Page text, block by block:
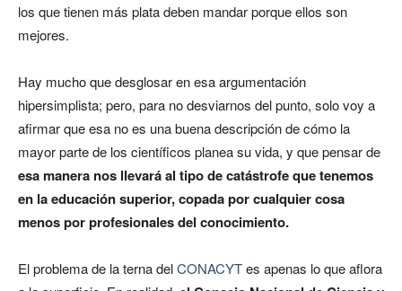
los que tienen más plata deben mandar porque ellos son
mejores.
Hay mucho que desglosar en esa argumentación
hipersimplista; pero, para no desviarnos del punto, solo voy a
afirmar que esa no es una buena descripción de cómo la
mayor parte de los científicos planea su vida, y que pensar de
esa manera nos llevará al tipo de catástrofe que tenemos
en la educación superior, copada por cualquier cosa
menos por profesionales del conocimiento.
El problema de la terna delCONACYTes apenas lo que aflora